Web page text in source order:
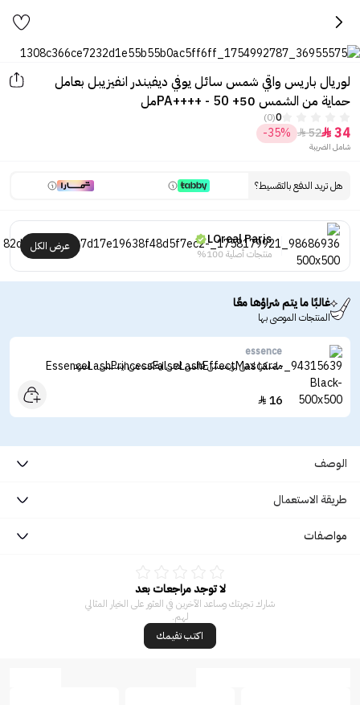
لوريال باريس واقي شمس سائل يوفي ديفيندر انفيزيبل بعامل
حماية من الشمس 50+ PA++++ - 50مل
0
(0)
34

52

-35%
شامل الضريبة
هل تريد الدفع بالتقسيط؟
LOreal Paris
منتجات أصلية 100%
عرض الكل
غالبًا ما يتم شراؤها معًا
المنتجات الموصى بها
essence
ماسكرا لاش برينسس فالس لاش ايفكت من ايسنس - اسود
16

الوصف
طريقة الاستعمال
مواصفات
لا توجد مراجعات بعد
شارك تجربتك وساعد الآخرين في العثور على الخيار المثالي
لهم.
اكتب تقيمك